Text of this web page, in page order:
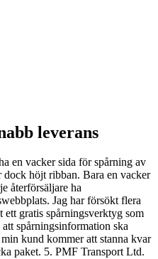
leverans
en vacker sida för spårning av
höjt ribban. Bara en vacker
återförsäljare ha
Jag har försökt flera
ett gratis spårningsverktyg som
spårningsinformation ska
kund kommer att stanna kvar
paket. 5. PMF Transport Ltd.